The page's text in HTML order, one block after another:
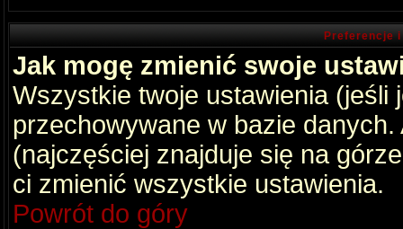
Preferencje
Jak mogę zmienić swoje
Wszystkie twoje ustawienia (jeśli
przechowywane w bazie
(najczęściej znajduje się na
ci zmienić wszystkie ustawienia.
Powrót do góry